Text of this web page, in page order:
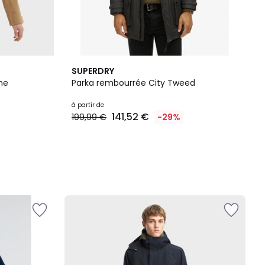
SUPERDRY
Parka rembourrée City Tweed
à partir de
199,99 € 141,52 € -29%